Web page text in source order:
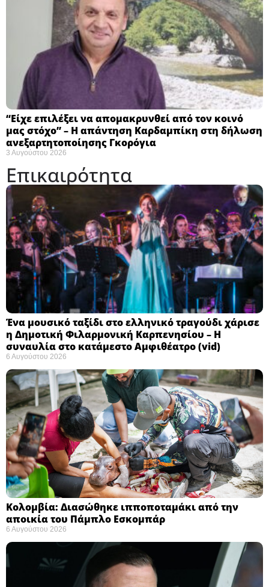
“Είχε επιλέξει να απομακρυνθεί από τον κοινό
μας στόχο” – Η απάντηση Καρδαμπίκη στη δήλωση
ανεξαρτητοποίησης Γκορόγια
3 Αυγούστου 2026
Επικαιρότητα
Ένα μουσικό ταξίδι στο ελληνικό τραγούδι χάρισε
η Δημοτική Φιλαρμονική Καρπενησίου – Η
συναυλία στο κατάμεστο Αμφιθέατρο (vid)
6 Αυγούστου 2026
Κολομβία: Διασώθηκε ιπποποταμάκι από την
αποικία του Πάμπλο Εσκομπάρ ​
6 Αυγούστου 2026